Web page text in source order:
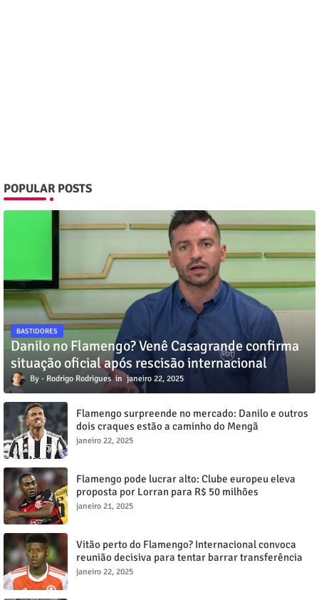
POPULAR POSTS
BASTIDORES
Danilo no Flamengo? Venê Casagrande confirma
situação oficial após rescisão internacional
Rodrigo Rodrigues janeiro 22, 2025
Flamengo surpreende no mercado: Danilo e outros
dois craques estão a caminho do Mengã
janeiro 22, 2025
Flamengo pode lucrar alto: Clube europeu eleva
proposta por Lorran para R$ 50 milhões
janeiro 21, 2025
Vitão perto do Flamengo? Internacional convoca
reunião decisiva para tentar barrar transferência
milionária
janeiro 22, 2025